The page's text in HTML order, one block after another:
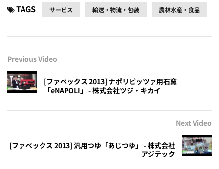
TAGS サービス 輸送・物流・包装 農林水産・食品
Previous Video
[ファベックス 2013] ナポリピッツァ用石窯
「eNAPOLI」 - 株式会社ツジ・キカイ
Next Video
[ファベックス 2013] 汎用つゆ「あじつゆ」 - 株式会社
アジテック